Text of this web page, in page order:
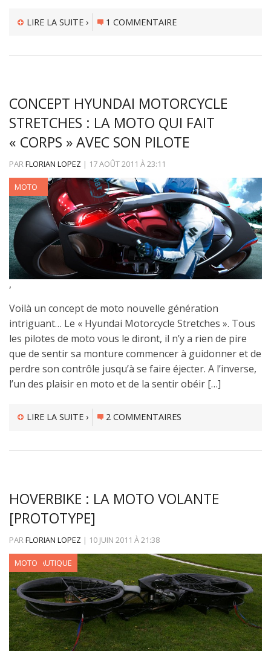
LIRE LA SUITE › 1 COMMENTAIRE
CONCEPT HYUNDAI MOTORCYCLE
STRETCHES : LA MOTO QUI FAIT
« CORPS » AVEC SON PILOTE
PARFLORIAN LOPEZ | 17 AOÛT 2011 À23:11
DESIGN
,
MOTO
Voilà un concept de moto nouvelle génération
intriguant… Le « Hyundai Motorcycle Stretches ». Tous
les pilotes de moto vous le diront, il n’y a rien de pire
que de sentir sa monture commencer à guidonner et de
perdre son contrôle jusqu’à se faire éjecter. A l’inverse,
l’un des plaisir en moto et de la sentir obéir […]
LIRE LA SUITE › 2 COMMENTAIRES
HOVERBIKE : LA MOTO VOLANTE
[PROTOTYPE]
PARFLORIAN LOPEZ | 10 JUIN 2011 À21:38
AÉRONAUTIQUE
MOTO